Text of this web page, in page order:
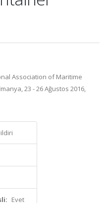
Association of Maritime
23 - 26 Ağustos 2016,
Evet